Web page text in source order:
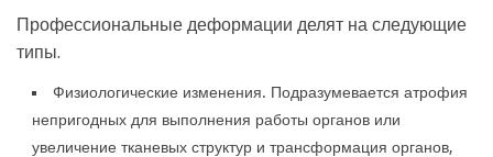
Профессиональные деформации делят на следующие
типы.
Физиологические изменения. Подразумевается атрофия
непригодных для выполнения работы органов или
увеличение тканевых структур и трансформация органов,